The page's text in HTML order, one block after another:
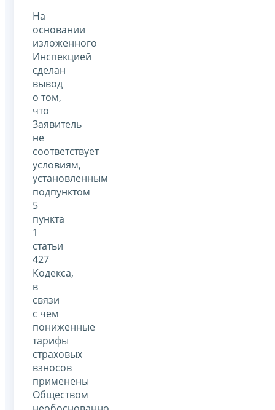
На
основании
изложенного
Инспекцией
сделан
вывод
о том,
что
Заявитель
не
соответствует
условиям,
установленным
подпунктом
5
пункта
1
статьи
427
Кодекса,
в
связи
с чем
пониженные
тарифы
страховых
взносов
применены
Обществом